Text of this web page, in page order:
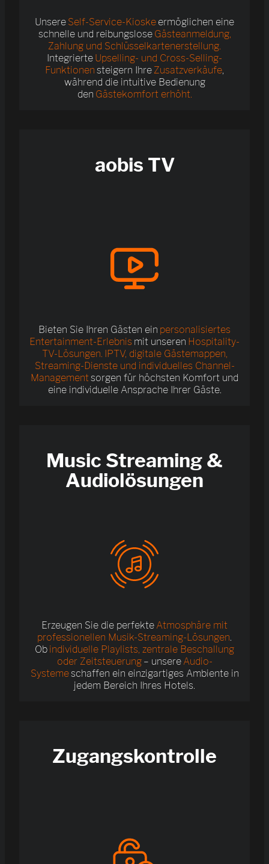
Unsere Self-Service-Kioske ermöglichen eine
schnelle und reibungsloseGästeanmeldung,
Zahlung und Schlüsselkartenerstellung.
Integrierte Upselling- und Cross-Selling-
Funktionen steigern Ihre Zusatzverkäufe,
während die intuitive Bedienung
den Gästekomfort erhöht.
aobis TV
Bieten Sie Ihren Gästen ein personalisiertes
Entertainment-Erlebnis mit unseren Hospitality-
TV-Lösungen. IPTV, digitale Gästemappen,
Streaming-Dienste und individuelles Channel-
Managementsorgen für höchsten Komfort und
eine individuelle Ansprache Ihrer Gäste.
Music Streaming &
Audiolösungen
Erzeugen Sie die perfekte Atmosphäre mit
professionellen Musik-Streaming-Lösungen.
Ob individuelle Playlists, zentrale Beschallung
oder Zeitsteuerung – unsere Audio-
Systemeschaffen ein einzigartiges Ambiente in
jedem Bereich Ihres Hotels.
Zugangskontrolle